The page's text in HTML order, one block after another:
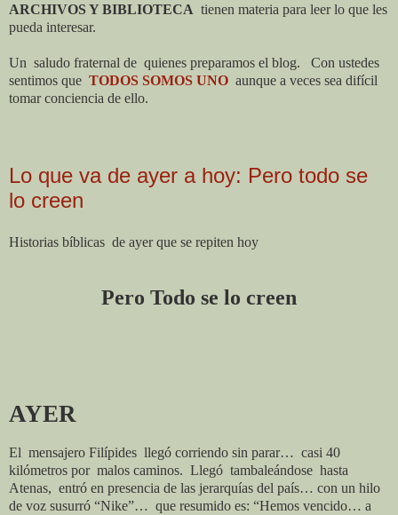
ARCHIVOS Y BIBLIOTECA tienen materia para leer lo que les
pueda interesar.
Un saludo fraternal de quienes preparamos el blog.
Con ustedes
sentimos que TODOS SOMOS UNO aunque a veces sea difícil
tomar conciencia de ello.
Lo que va de ayer a hoy: Pero todo se
lo creen
Historias bíblicas de ayer que se repiten hoy
Pero Todo se lo creen
AYER
El mensajero Filípides llegó corriendo sin parar… casi 40
kilómetros por malos caminos. Llegó tambaleándose hasta
Atenas, entró en presencia de las jerarquías del país… con un hilo
de voz susurró “Nike”… que resumido es: “Hemos vencido… a